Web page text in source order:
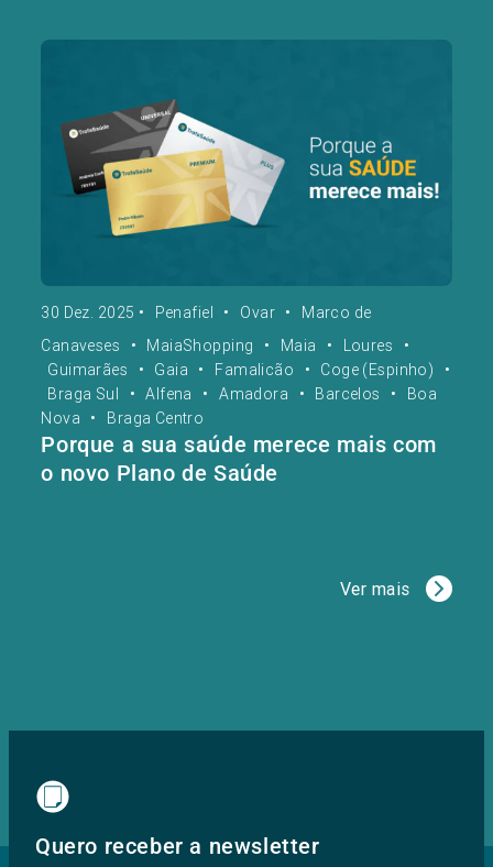
30 Dez. 2025 • Penafiel • Ovar •
Marco de
Canaveses
• MaiaShopping • Maia • Loures
•
Guimarães
• Gaia • Famalicão • Coge (Espinho)
•
Braga Sul
• Alfena • Amadora • Barcelos •
Boa
Nova
• Braga Centro
Porque a sua saúde merece mais com
o novo Plano de Saúde
Ver mais
Quero receber a newsletter